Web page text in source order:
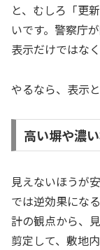
と、むしろ「更
いです。警察庁
表示だけではな
やるなら、表示
高い塀や濃
見えないほうが
では逆効果にな
計の観点から、
剪定して、敷地